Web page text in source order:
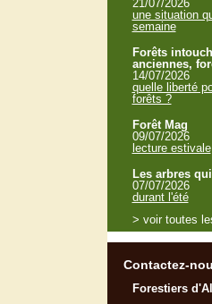
21/07/2026
une situation
semaine
Forêts
anciennes,
14/07/2026
quelle liberté
forêts ?
Forêt Mag
09/07/2026
lecture estivale
Les arbres
07/07/2026
durant l'été
> voir toutes
Contactez-
Forestiers